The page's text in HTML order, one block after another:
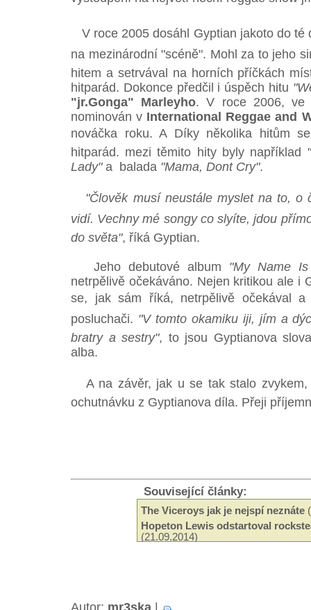
V roce 2005 dosáhl Gyptian jakoto do
na mezinárodní "scéně". Mohl za to jeho
hitem a setrvával na horních příčkách
hitparád. Dokonce předčil i úspěch hitu
"jr.Gonga" Marleyho. V roce 2006, ve
nominován v International Reggae and
nováčka roku. A Díky několika hitům
hitparád. mezi těmito hity byly například
Lady"a balada "Mama, Dont Cry".
"Člověk musí neustále myslet na to, o
vidí. Vechny mé songy co slyíte, jdou
do světa", říká Gyptian.
Jeho debutové album "My Name Is
netrpělivě očekáváno. Nejen kritikou ale i
se, jak sám říká, netrpělivě očekával
posluchači. "V tomto okamiku iji, jím a
bratry a sestry", to jsou Gyptianova
alba.
A na závěr, jak u se tak stalo zvykem,
ochutnávku z Gyptianova díla. Přeji
Související články:
The Viceroys jak je nejspí neznáte
Hopeton Lewis odstartoval
(21.09.2014)
Beshara - 18 let kariéry a ádné
Autor: mr3ska